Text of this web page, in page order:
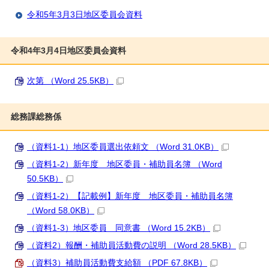
令和5年3月3日地区委員会資料
令和4年3月4日地区委員会資料
次第 （Word 25.5KB）
総務課総務係
（資料1-1）地区委員選出依頼文 （Word 31.0KB）
（資料1-2）新年度 地区委員・補助員名簿 （Word
50.5KB）
（資料1-2）【記載例】新年度 地区委員・補助員名簿
（Word 58.0KB）
（資料1-3）地区委員 同意書 （Word 15.2KB）
（資料2）報酬・補助員活動費の説明 （Word 28.5KB）
（資料3）補助員活動費支給額 （PDF 67.8KB）